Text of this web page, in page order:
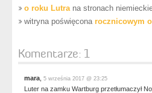
o roku Lutra na stronach
witryna poświęcona rocznicowym
Komentarze: 1
mara 5 września 2017 @ 23:25
Luter na zamku Wartburg przetłumaczył